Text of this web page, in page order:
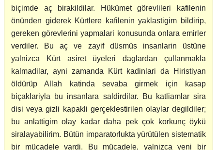
biçimde aç birakildilar. Hükümet görevlileri kafilenin
önünden giderek Kürtlere kafilenin yaklastigim bildirip,
gereken görevlerini yapmalari konusunda onlara emirler
verdiler. Bu aç ve zayif düsmüs insanlarin üstüne
yalnizca Kürt asiret üyeleri daglardan çullanmakla
kalmadilar, ayni zamanda Kürt kadinlari da Hiristiyan
öldürüp Allah katinda sevaba girmek için kasap
biçaklariyla bu insanlara saldirdilar. Bu katliamlar sira
disi veya gizli kapakli gerçeklestirilen olaylar degildiler;
bu anlattigim olay kadar daha pek çok korkunç öykü
siralayabilirim. Bütün imparatorlukta yürütülen sistematik
bir mücadele vardi. Bu mücadele, yalnizca yeni bir